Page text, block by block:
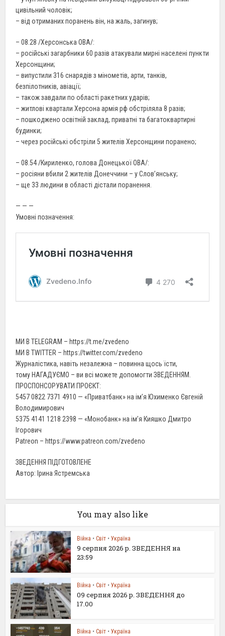
цивільний чоловік;
– від отриманих поранень він, на жаль, загинув;
– 08.28 /Херсонська ОВА/:
– російські загарбники 60 разів атакували мирні населені пункти
Херсонщини;
– випустили 316 снарядів з мінометів, арти, танків,
безпілотників, авіації;
– також завдали по області ракетних ударів;
– житлові квартали Херсона армія рф обстріляла 8 разів;
– пошкоджено освітній заклад, приватні та багатоквартирні
будинки;
– через російські обстріли 5 жителів Херсонщини поранено;
– 08.54 /Кириленко, голова Донецької ОВА/:
– росіяни вбили 2 жителів Донеччини – у Слов’янську;
– ще 33 людини в області дістали поранення.
— — —
Умовні позначення:
МИ В TELEGRAM – https://t.me/zvedeno
МИ В TWITTER – https://twitter.com/zvedeno
Журналістика, навіть незалежна – повинна щось їсти,
тому НАГАДУЄМО – ви всі можете допомогти ЗВЕДЕННЯМ.
ПРОСПОНСОРУВАТИ ПРОЄКТ:
5457 0822 7371 4910 — «Приватбанк» на ім’я Юхименко Євгеній
Володимирович
5375 4141 1218 2398 — «Монобанк» на ім’я Кияшко Дмитро
Ігорович
Patreon – https://www.patreon.com/zvedeno
ЗВЕДЕННЯ ПІДГОТОВЛЕНЕ
Автор: Ірина Ястремська
You may also like
Війна • Світ • Україна
9 серпня 2026 р. ЗВЕДЕННЯ на
23:59
Війна • Світ • Україна
09 серпня 2026 р. ЗВЕДЕННЯ до
17.00
Війна • Світ • Україна